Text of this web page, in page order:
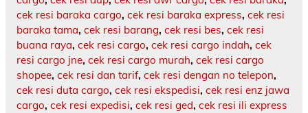
cek resi baraka cargo, cek resi baraka express, cek resi
baraka tama, cek resi barang, cek resi bes, cek resi
buana raya, cek resi cargo, cek resi cargo indah, cek
resi cargo jne, cek resi cargo murah, cek resi cargo
shopee, cek resi dan tarif, cek resi dengan no telepon,
cek resi duta cargo, cek resi ekspedisi, cek resi enz jawa
cargo, cek resi expedisi, cek resi ged, cek resi ili express